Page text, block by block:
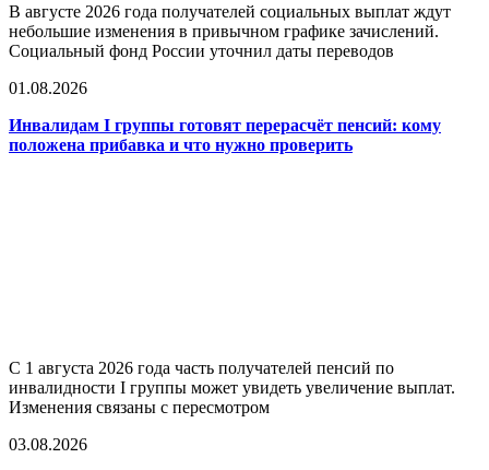
В августе 2026 года получателей социальных выплат ждут
небольшие изменения в привычном графике зачислений.
Социальный фонд России уточнил даты переводов
01.08.2026
Инвалидам I группы готовят перерасчёт пенсий: кому
положена прибавка и что нужно проверить
С 1 августа 2026 года часть получателей пенсий по
инвалидности I группы может увидеть увеличение выплат.
Изменения связаны с пересмотром
03.08.2026